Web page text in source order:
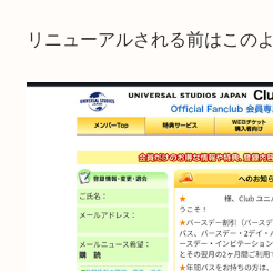
リニューアルされる前はこの